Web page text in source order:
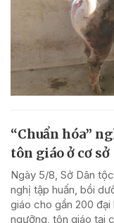
“Chuẩn hóa”
tôn giáo ở cơ sở
Ngày 5/8, Sở Dân
nghị tập huấn, bồi
giáo cho gần 200
ngưỡng, tôn giáo tại